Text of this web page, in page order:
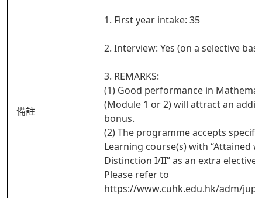
備註
1. First year intake: 35
2. Interview: Yes (on a selective
3. REMARKS:
(1) Good performance in
(Module 1 or 2) will attract an
bonus.
(2) The programme accepts
Learning course(s) with “Attained
Distinction I/II” as an extra elective
Please refer to
https://www.cuhk.edu.hk/adm/